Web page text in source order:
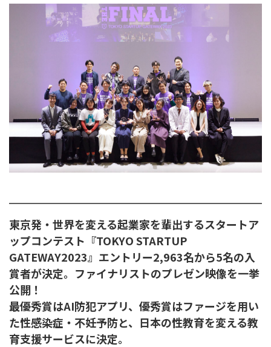
東京発・世界を変える起業家を輩出するスタートア
ップコンテスト『TOKYO STARTUP
GATEWAY2023』エントリー2,963名から5名の入
賞者が決定。ファイナリストのプレゼン映像を一挙
公開！
最優秀賞はAI防犯アプリ、優秀賞はファージを用い
た性感染症・不妊予防と、日本の性教育を変える教
育支援サービスに決定。